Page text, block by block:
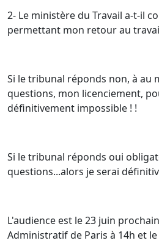
2- Le ministère du Travail a-t-il
permettant mon retour au
Si le tribunal réponds non, à au
questions, mon licenciement,
définitivement impossible ! !
Si le tribunal réponds oui
questions...alors je serai
L'audience est le 23 juin
Administratif de Paris à 14h et